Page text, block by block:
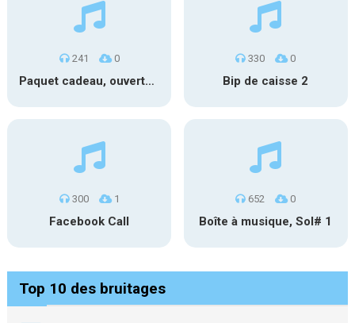
241 0
Paquet cadeau, ouverture #1
330 0
Bip de caisse 2
300 1
Facebook Call
652 0
Boîte à musique, Sol# 1
Top 10 des bruitages